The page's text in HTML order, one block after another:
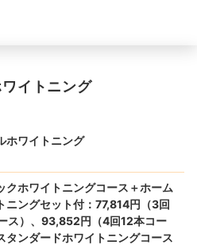
イトニング
ホワイトニング
クホワイトニングコース＋ホーム
ニングセット付：77,814円（3回
ス）、93,852円（4回12本コー
タンダードホワイトニングコース